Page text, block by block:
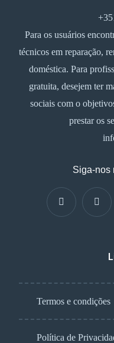
Para os usuários
técnicos em reparação,
doméstica. Para
gratuita, desejem ter
sociais com o
prestar os
Siga-nos
Termos e condições
Política de